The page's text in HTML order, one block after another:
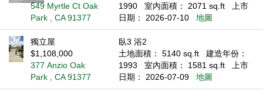
549 Myrtle Ct Oak
Park , CA 91377
1990
室內面積： 2071 sq.ft
上市
日期： 2026-07-10
地圖
獨立屋
$1,108,000
377 Anzio Oak
Park , CA 91377
臥3 浴2
土地面積： 5140 sq.ft
建造年份：
1993
室內面積： 1581 sq.ft
上市
日期： 2026-07-09
地圖